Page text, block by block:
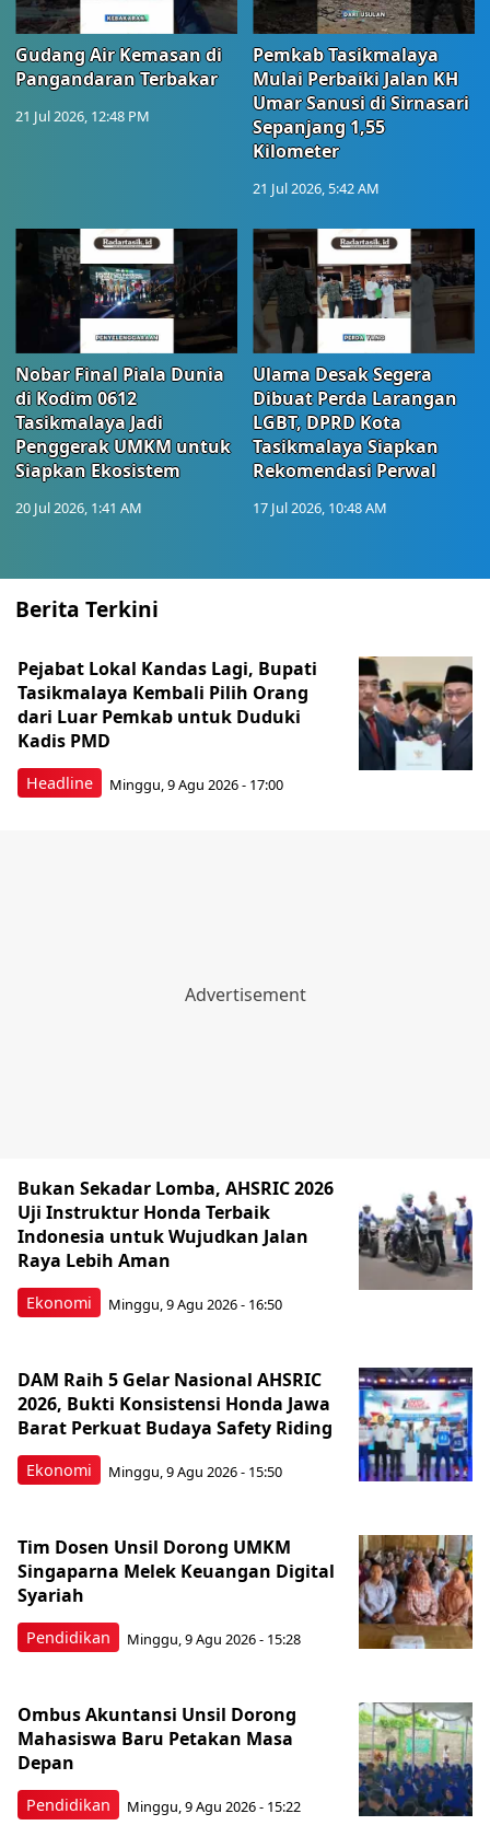
Gudang Air Kemasan di
Pangandaran Terbakar
21 Jul 2026, 12:48 PM
Pemkab Tasikmalaya
Mulai Perbaiki Jalan KH
Umar Sanusi di Sirnasari
Sepanjang 1,55
Kilometer
21 Jul 2026, 5:42 AM
Nobar Final Piala Dunia
di Kodim 0612
Tasikmalaya Jadi
Penggerak UMKM untuk
Siapkan Ekosistem
20 Jul 2026, 1:41 AM
Ulama Desak Segera
Dibuat Perda Larangan
LGBT, DPRD Kota
Tasikmalaya Siapkan
Rekomendasi Perwal
17 Jul 2026, 10:48 AM
Berita Terkini
Headline
Pejabat Lokal Kandas Lagi, Bupati
Tasikmalaya Kembali Pilih Orang
dari Luar Pemkab untuk Duduki
Kadis PMD
Minggu, 9 Agu 2026 - 17:00
Ekonomi
Bukan Sekadar Lomba, AHSRIC 2026
Uji Instruktur Honda Terbaik
Indonesia untuk Wujudkan Jalan
Raya Lebih Aman
Minggu, 9 Agu 2026 - 16:50
Ekonomi
DAM Raih 5 Gelar Nasional AHSRIC
2026, Bukti Konsistensi Honda Jawa
Barat Perkuat Budaya Safety Riding
Minggu, 9 Agu 2026 - 15:50
Pendidikan
Tim Dosen Unsil Dorong UMKM
Singaparna Melek Keuangan Digital
Syariah
Minggu, 9 Agu 2026 - 15:28
Pendidikan
Ombus Akuntansi Unsil Dorong
Mahasiswa Baru Petakan Masa
Depan
Minggu, 9 Agu 2026 - 15:22